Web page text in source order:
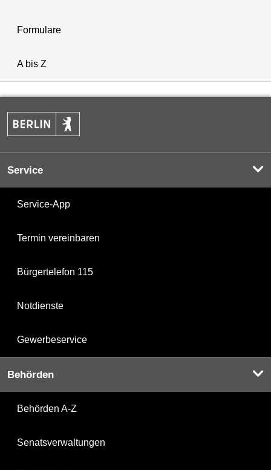
Formulare
A bis Z
Service
Service-App
Termin vereinbaren
Bürgertelefon 115
Notdienste
Gewerbeservice
Behörden
Behörden A-Z
Senatsverwaltungen